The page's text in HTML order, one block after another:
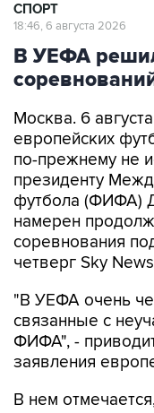
СПОРТ
18:46, 6 августа 2026
В УЕФА
Москва. 6
европейских
по-прежнему не
президенту
футбола (ФИФА)
намерен
соревнования
четверг Sky
"В УЕФА очень
связанные с
ФИФА", -
заявления
В нем